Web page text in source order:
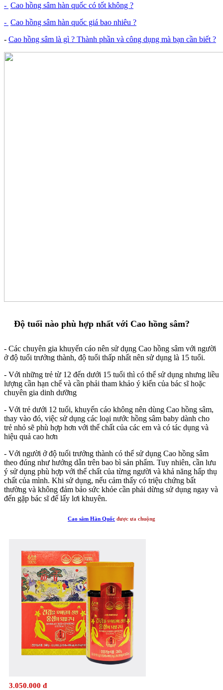
- Cao hồng sâm hàn quốc có tốt không ?
- Cao hồng sâm hàn quốc giá bao nhiêu ?
- Cao hồng sâm là gì ? Thành phần và công dụng mà bạn cần biết ?
Độ tuổi nào phù hợp nhất với Cao hồng sâm?
- Các chuyên gia khuyến cáo nên sử dụng Cao hồng sâm với người
ở độ tuổi trưởng thành, độ tuổi thấp nhất nên sử dụng là 15 tuổi.
- Với những trẻ từ 12 đến dưới 15 tuổi thì có thể sử dụng nhưng liều
lượng cần hạn chế và cần phải tham khảo ý kiến của bác sĩ hoặc
chuyên gia dinh dưỡng
- Với trẻ dưới 12 tuổi, khuyến cáo không nên dùng Cao hồng sâm,
thay vào đó, việc sử dụng các loại nước hồng sâm baby dành cho
trẻ nhỏ sẽ phù hợp hơn với thể chất của các em và có tác dụng và
hiệu quả cao hơn
- Với người ở độ tuổi trưởng thành có thể sử dụng Cao hồng sâm
theo đúng như hướng dẫn trên bao bì sản phẩm. Tuy nhiên, cần lưu
ý sử dụng phù hợp với thể chất của từng người và khả năng hấp thụ
chất của mình. Khi sử dụng, nếu cảm thấy có triệu chứng bất
thường và không đảm bảo sức khỏe cần phải dừng sử dụng ngay và
đến gặp bác sĩ để lấy lơi khuyên.
Cao sâm Hàn Quốc được ưa chuộng
3.050.000 đ